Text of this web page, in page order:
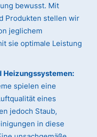
bewusst. Mit
Produkten stellen wir
jeglichem
sie optimale Leistung
Heizungssystemen:
spielen eine
eines
jedoch Staub,
in diese